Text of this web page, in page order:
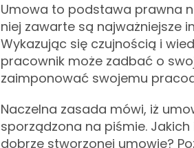
Umowa to podstawa prawna
niej zawarte są najważniejsze
Wykazując się czujnością i
pracownik może zadbać o
zaimponować swojemu
Naczelna zasada mówi, iż
sporządzona na piśmie.
dobrze stworzonej umowie?